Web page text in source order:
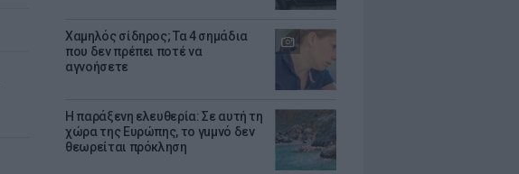
Χαμηλός σίδηρος; Τα 4 σημάδια
που δεν πρέπει ποτέ να
αγνοήσετε
Η παράξενη ελευθερία: Σε αυτή τη
χώρα της Ευρώπης, το γuμνό δεν
θεωρείται πρόκληση